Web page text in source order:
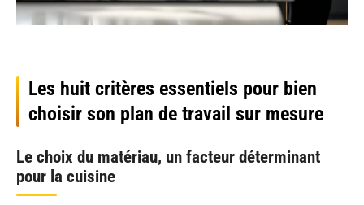
Les huit critères essentiels pour bien
choisir son plan de travail sur mesure
Le choix du matériau, un facteur déterminant
pour la cuisine